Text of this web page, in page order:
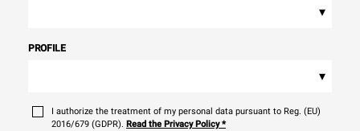
▾
PROFILE
▾
I authorize the treatment of my personal data pursuant to Reg. (EU)
2016/679 (GDPR). Read the Privacy Policy*